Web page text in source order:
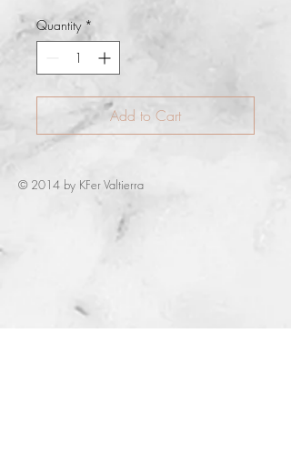
Quantity *
Add to Cart
© 2014 by KFer Valtierra